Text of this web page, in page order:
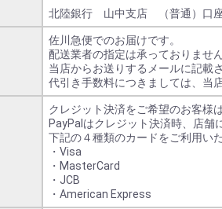
北陸銀行 山中支店 （普通）口
佐川急便でのお届けです。
配送業者の指定は承っておりません
当店からお送りするメールに記載
代引き手数料につきましては、当
クレジット決済をご希望のお客様
PayPalはクレジット決済時、店舗
下記の４種類のカードをご利用い
・Visa
・MasterCard
・JCB
・American Express